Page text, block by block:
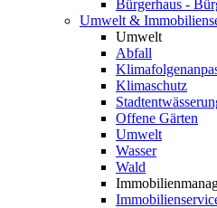
Bürgerhaus -
Umwelt &
Umwelt
Abfall
Klimaschutz
Offene Gärten
Umwelt
Wasser
Wald